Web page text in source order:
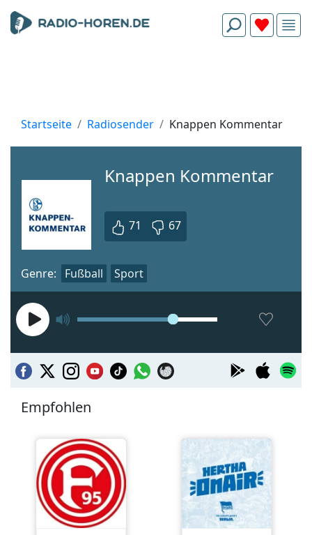
Startseite Radiosender Knappen Kommentar
Knappen Kommentar
71 67
Genre: Fußball Sport
Empfohlen